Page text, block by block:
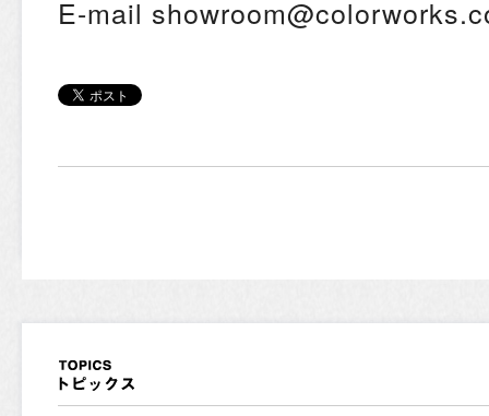
E-mail